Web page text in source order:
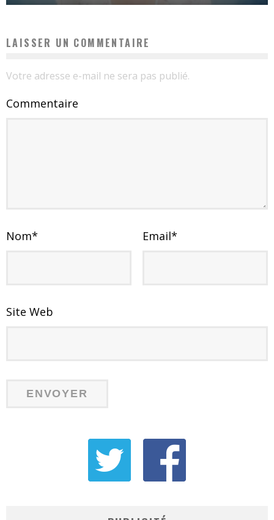
LAISSER UN COMMENTAIRE
Votre adresse e-mail ne sera pas publié.
Commentaire
Nom* Email*
Site Web